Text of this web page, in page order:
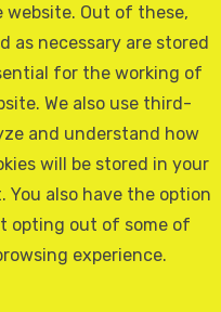
Out of these,
as necessary are stored
for the working of
We also use third-
and understand how
will be stored in your
also have the option
opting out of some of
experience.